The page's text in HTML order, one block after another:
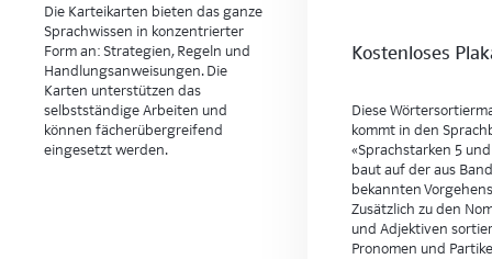
Die Karteikarten bieten das ganze
Sprachwissen in konzentrierter
Form an: Strategien, Regeln und
Handlungsanweisungen. Die
Karten unterstützen das
selbstständige Arbeiten und
können fächerübergreifend
eingesetzt werden.
Kostenloses
Diese
kommt in den
«Sprachstarken 5 und
baut auf der aus
bekannten
Zusätzlich zu den
und Adjektiven
Pronomen und